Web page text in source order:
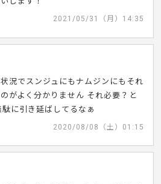
2021/05/31（月）14:35
況でスンジュにもナムジンにもそれ
がよく分かりません それ必要？と
に引き延ばしてるなぁ
2020/08/08（土）01:15